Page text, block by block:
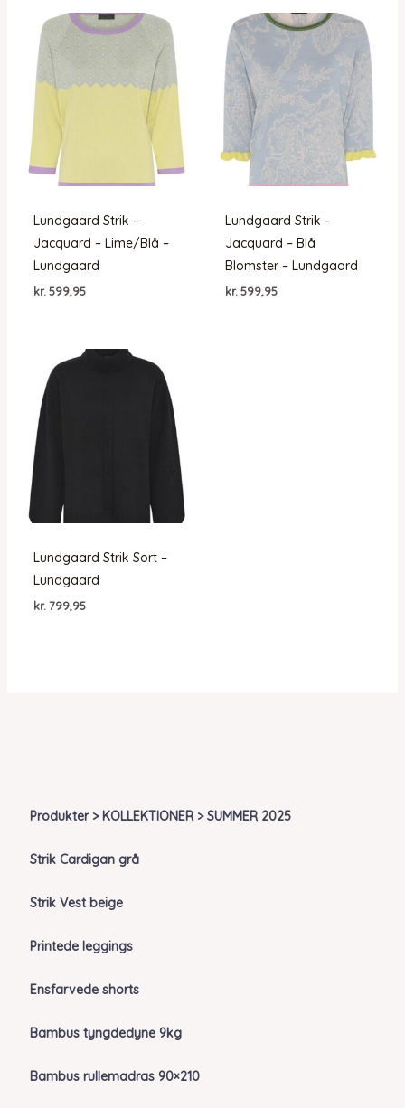
Produkter > KOLLEKTIONER > SUMMER 2025
Strik Cardigan grå
Strik Vest beige
Printede leggings
Ensfarvede shorts
Bambus tyngdedyne 9kg
Bambus rullemadras 90×210
Lundgaard Strik –
Jacquard – Lime/Blå –
Lundgaard
kr. 599,95
Lundgaard Strik –
Jacquard – Blå
Blomster – Lundgaard
kr. 599,95
Lundgaard Strik Sort –
Lundgaard
kr. 799,95